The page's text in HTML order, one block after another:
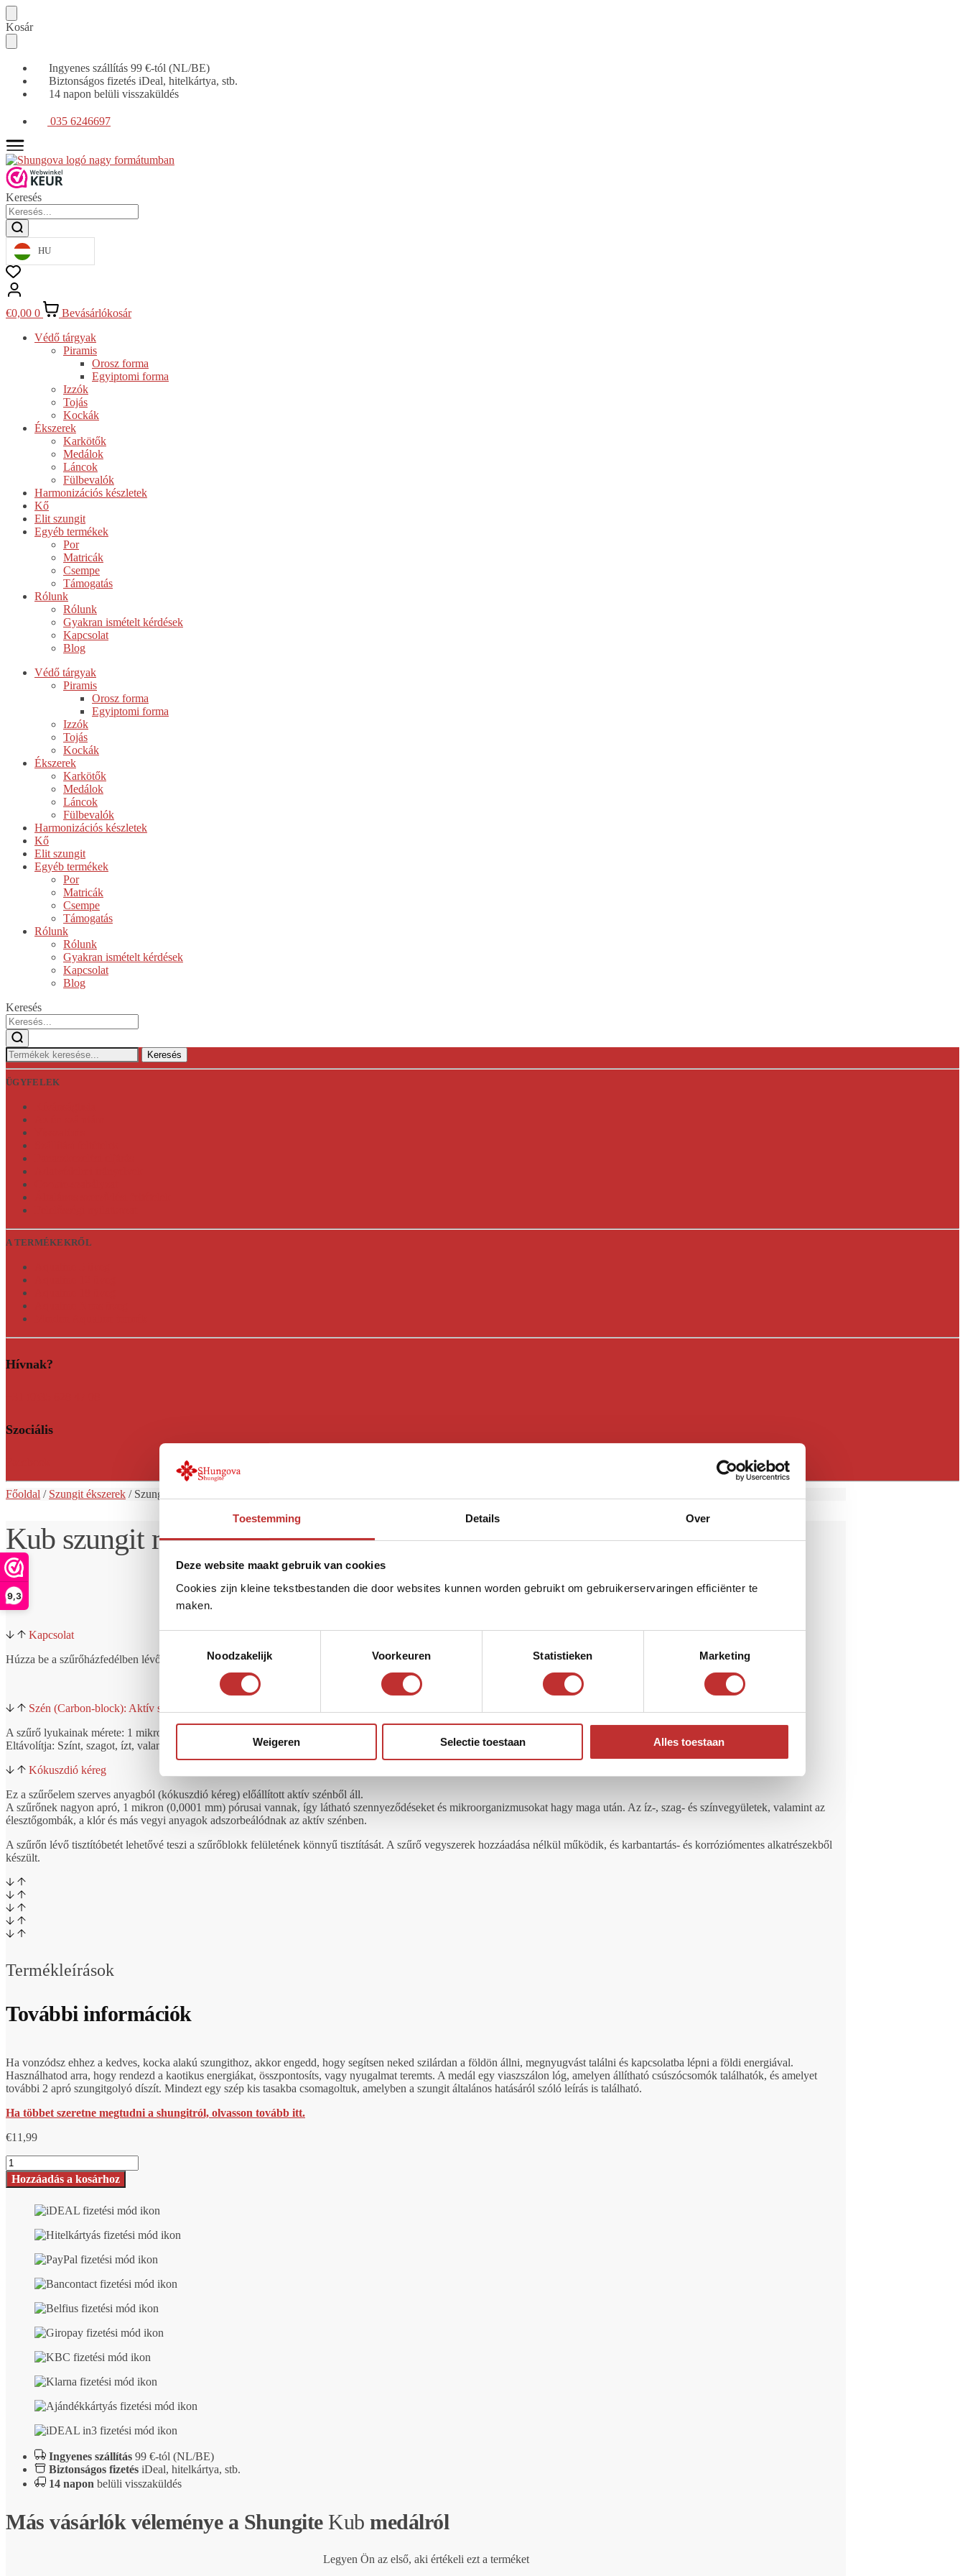
9,3
Toestemming Details Over
Deze website maakt gebruik van cookies
Cookies zijn kleine tekstbestanden die door websites kunnen worden gebruikt om gebruikerservaringen efficiënter te
maken.
Noodzakelijk
Voorkeuren Statistieken Marketing
Weigeren Selectie toestaan Alles toestaan
Tovább
a
navigációhoz
Ugrás
a
tartalomra
Kosár
Ingyenes szállítás 99 €-tól (NL/BE)
Biztonságos fizetés iDeal, hitelkártya, stb.
14 napon belüli visszaküldés
035 6246697
Keresés
HU
€0,00 0
Bevásárlókosár
Védő tárgyak
Piramis
Orosz forma
Egyiptomi forma
Izzók
Tojás
Kockák
Ékszerek
Karkötők
Medálok
Láncok
Fülbevalók
Harmonizációs készletek
Kő
Elit szungit
Egyéb termékek
Por
Matricák
Csempe
Támogatás
Rólunk
Rólunk
Gyakran ismételt kérdések
Kapcsolat
Blog
Védő tárgyak
Piramis
Orosz forma
Egyiptomi forma
Izzók
Tojás
Kockák
Ékszerek
Karkötők
Medálok
Láncok
Fülbevalók
Harmonizációs készletek
Kő
Elit szungit
Egyéb termékek
Por
Matricák
Csempe
Támogatás
Rólunk
Rólunk
Gyakran ismételt kérdések
Kapcsolat
Blog
Keresés
Keresés: Keresés
ÜGYFELEK
A TERMÉKEKRŐL
Hívnak?
Szociális
Főoldal / Szungit ékszerek / Szungit
Kub szungit medál
Kapcsolat
Húzza be a szűrőházfedélben lévő menetes (belső menetes) csatlakozóba.
Szén (Carbon-block): Aktív szén-blokk
A szűrő lyukainak mérete: 1 mikron (0,0001 mm)
Eltávolítja: Színt, szagot, ízt, valamint klórt és más vegyi anyagokat.
Kókuszdió kéreg
Ez a szűrőelem szerves anyagból (kókuszdió kéreg) előállított aktív szénből áll.
A szűrőnek nagyon apró, 1 mikron (0,0001 mm) pórusai vannak, így látható szennyeződéseket és mikroorganizmusokat hagy maga után. Az íz-, szag- és színvegyületek, valamint az
élesztőgombák, a klór és más vegyi anyagok adszorbeálódnak az aktív szénben.
A szűrőn lévő tisztítóbetét lehetővé teszi a szűrőblokk felületének könnyű tisztítását. A szűrő vegyszerek hozzáadása nélkül működik, és karbantartás- és korróziómentes alkatrészekből
készült.
Termékleírások
További információk
Ha vonzódsz ehhez a kedves, kocka alakú szungithoz, akkor engedd, hogy segítsen neked szilárdan a földön állni, megnyugvást találni és kapcsolatba lépni a földi energiával.
Használhatod arra, hogy rendezd a kaotikus energiákat, összpontosíts, vagy nyugalmat teremts. A medál egy viaszszálon lóg, amelyen állítható csúszócsomók találhatók, és amelyet
további 2 apró szungitgolyó díszít. Mindezt egy szép kis tasakba csomagoltuk, amelyben a szungit általános hatásáról szóló leírás is található.
Ha többet szeretne megtudni a shungitról, olvasson tovább itt.
€11,99
Shungit
medál,
Kub
Hozzáadás a kosárhoz
Ingyenes szállítás 99 €-tól (NL/BE)
Biztonságos fizetés iDeal, hitelkártya, stb.
14 napon belüli visszaküldés
Más vásárlók véleménye a Shungite Kub medálról
Legyen Ön az első, aki értékeli ezt a terméket